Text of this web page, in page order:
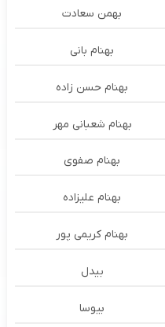
بهمن سعادت
بهنام بانی
بهنام حسن زاده
بهنام شعبانی مهر
بهنام صفوی
بهنام علیزاده
بهنام کریمی پور
بیدل
بیوسا